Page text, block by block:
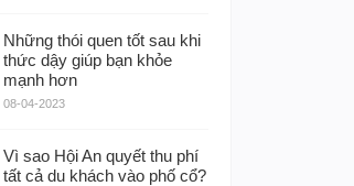
Những thói quen tốt sau khi
thức dậy giúp bạn khỏe
mạnh hơn
08-04-2023
Vì sao Hội An quyết thu phí
tất cả du khách vào phố cổ?